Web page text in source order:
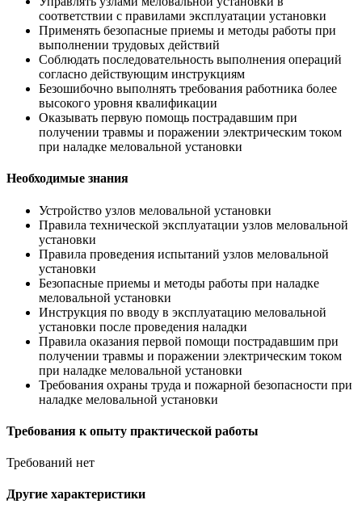
соответствии с правилами эксплуатации установки
Применять безопасные приемы и методы работы при
выполнении трудовых действий
Соблюдать последовательность выполнения операций
согласно действующим инструкциям
Безошибочно выполнять требования работника более
высокого уровня квалификации
Оказывать первую помощь пострадавшим при
получении травмы и поражении электрическим током
при наладке меловальной установки
Необходимые знания
Устройство узлов меловальной установки
Правила технической эксплуатации узлов меловальной
установки
Правила проведения испытаний узлов меловальной
установки
Безопасные приемы и методы работы при наладке
меловальной установки
Инструкция по вводу в эксплуатацию меловальной
установки после проведения наладки
Правила оказания первой помощи пострадавшим при
получении травмы и поражении электрическим током
при наладке меловальной установки
Требования охраны труда и пожарной безопасности при
наладке меловальной установки
Требования к опыту практической работы
Требований нет
Другие характеристики